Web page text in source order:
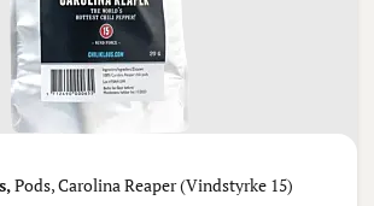
Pods, Carolina Reaper (Vindstyrke 15)